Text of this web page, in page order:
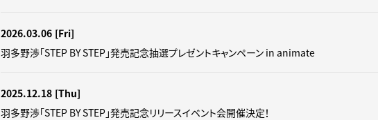
2026.03.06 [Fri]
羽多野渉「STEP BY STEP」発売記念抽選プレゼントキャンペーン in animate
2025.12.18 [Thu]
羽多野渉「STEP BY STEP」発売記念リリースイベント会開催決定！